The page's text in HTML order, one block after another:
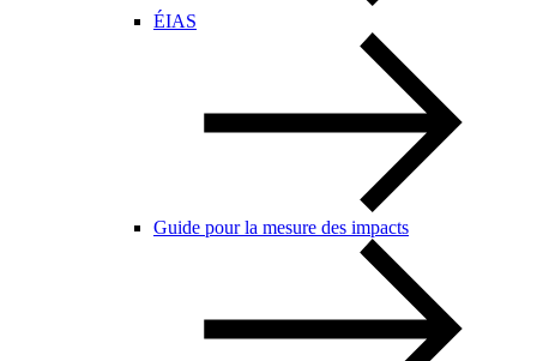
ÉIAS
Guide pour la mesure des impacts